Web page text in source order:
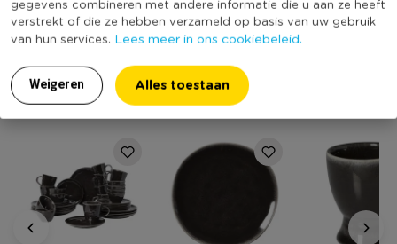
gegevens combineren met andere informatie die u aan ze heeft
verstrekt of die ze hebben verzameld op basis van uw gebruik
van hun services. Lees meer in ons cookiebeleid.
Weigeren Alles toestaan
Duurzaamheidsscore
MEER UIT DEZE SERIE